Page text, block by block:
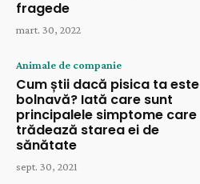
fragede
mart. 30, 2022
Animale de companie
Cum știi dacă pisica ta este
bolnavă? Iată care sunt
principalele simptome care
trădează starea ei de
sănătate
sept. 30, 2021